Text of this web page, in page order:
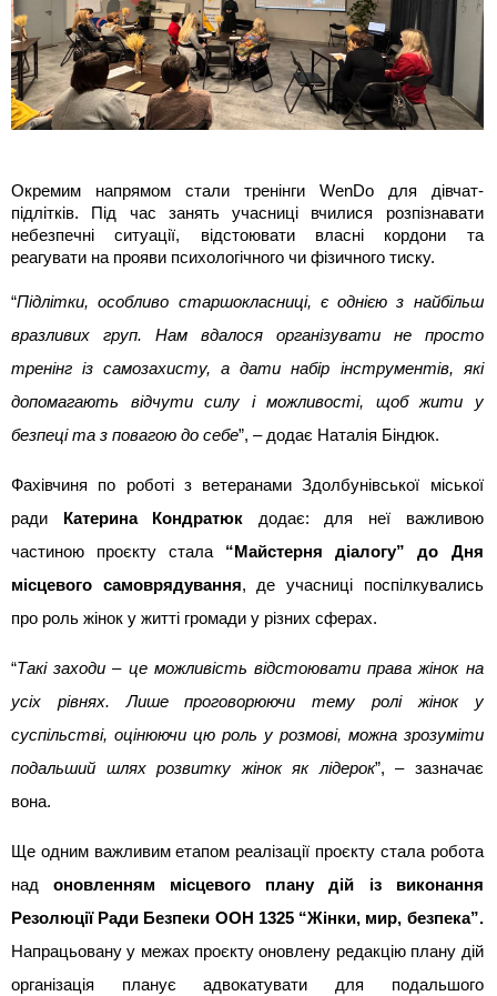
Окремим напрямом стали тренінги WenDo для дівчат-
підлітків. Під час занять учасниці вчилися розпізнавати
небезпечні ситуації, відстоювати власні кордони та
реагувати на прояви психологічного чи фізичного тиску.
“Підлітки, особливо старшокласниці, є однією з найбільш
вразливих груп. Нам вдалося організувати не просто
тренінг із самозахисту, а дати набір інструментів, які
допомагають відчути силу і можливості, щоб жити у
безпеці та з повагою до себе”, – додає Наталія Біндюк.
Фахівчиня по роботі з ветеранами Здолбунівської міської
ради
Катерина Кондратюк додає: для неї важливою
частиною проєкту стала “Майстерня діалогу” до Дня
місцевого самоврядування, де учасниці поспілкувались
про роль жінок у житті громади у різних сферах.
“Такі заходи – це можливість відстоювати права жінок на
усіх рівнях. Лише проговорюючи тему ролі жінок у
суспільстві, оцінюючи цю роль у розмові, можна зрозуміти
подальший шлях розвитку жінок як лідерок”, – зазначає
вона.
Ще одним важливим етапом реалізації проєкту стала робота
над оновленням місцевого плану дій із виконання
Резолюції Ради Безпеки ООН 1325 “Жінки, мир, безпека”.
Напрацьовану у межах проєкту оновлену редакцію плану дій
організація планує адвокатувати для подальшого